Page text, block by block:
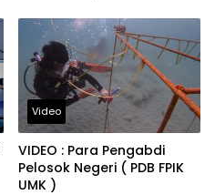
Video
VIDEO : Para Pengabdi
Pelosok Negeri ( PDB FPIK
UMK )